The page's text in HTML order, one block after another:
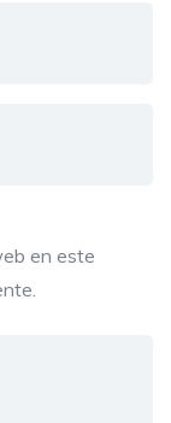
en este